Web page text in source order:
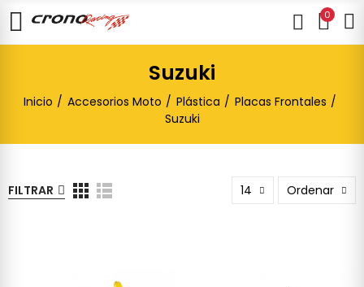
0
Suzuki
Inicio Accesorios Moto Plástica
Placas Frontales
Suzuki
FILTRAR 14 Ordenar